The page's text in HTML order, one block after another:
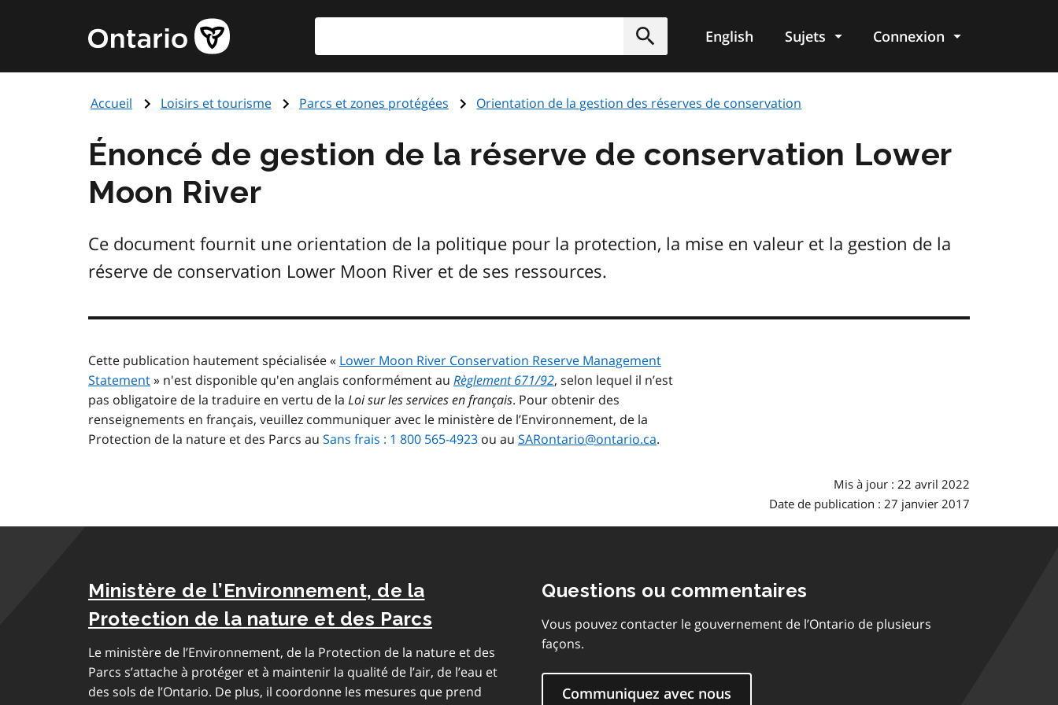
principal
Page
d'accueil
de
Soumettre
English Sujets Connexion
Accueil Loisirs et tourisme Parcs et zones protégées Orientation de la gestion des réserves de conservation
Énoncé de gestion de la réserve de conservation Lower
Moon River
Ce document fournit une orientation de la politique pour la protection, la mise en valeur et la gestion de la
réserve de conservation Lower Moon River et de ses ressources.
Cette publication hautement spécialisée « Lower Moon River Conservation Reserve Management
Statement» n'est disponible qu'en anglais conformément au Règlement 671/92, selon lequel il n’est
pas obligatoire de la traduire en vertu de la Loi sur les services en français. Pour obtenir des
renseignements en français, veuillez communiquer avec le ministère de l’Environnement, de la
Protection de la nature et des Parcs au Sans frais : 1 800 565-4923 ou au SARontario@ontario.ca.
Mis à jour : 22 avril 2022
Date de publication : 27 janvier 2017
Ministère de l’Environnement, de la
Protection de la nature et des Parcs
Le ministère de l’Environnement, de la Protection de la nature et des
Parcs s’attache à protéger et à maintenir la qualité de l’air, de l’eau et
des sols de l’Ontario. De plus, il coordonne les mesures que prend
Questions ou commentaires
Vous pouvez contacter le gouvernement de l’Ontario de plusieurs
façons.
Communiquez avec nous